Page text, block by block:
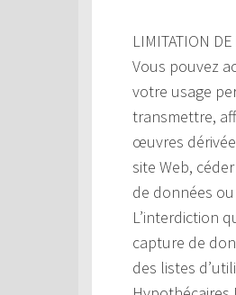
LIMITATION
Vous pouvez
votre usage
transmettre,
œuvres
site Web,
de données
L’interdiction
capture de
des listes